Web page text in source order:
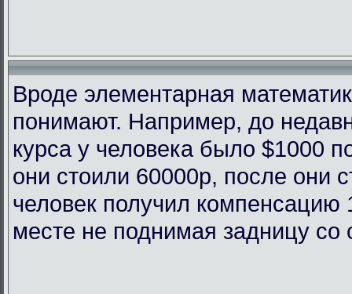
Вроде элементарная
понимают. Например, до
курса у человека было $1000
они стоили 60000р, после они
человек получил компенсацию
месте не поднимая задницу со